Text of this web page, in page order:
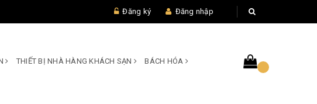
Đăng ký Đăng nhập
THIẾT BỊ NHÀ HÀNG KHÁCH SẠN BÁCH HÓA